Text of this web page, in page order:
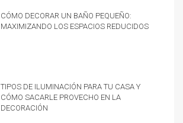
Cómo decorar un baño pequeño:
Maximizando los espacios reducidos
Tipos de iluminación para tu casa y
cómo sacarle provecho en la
decoración